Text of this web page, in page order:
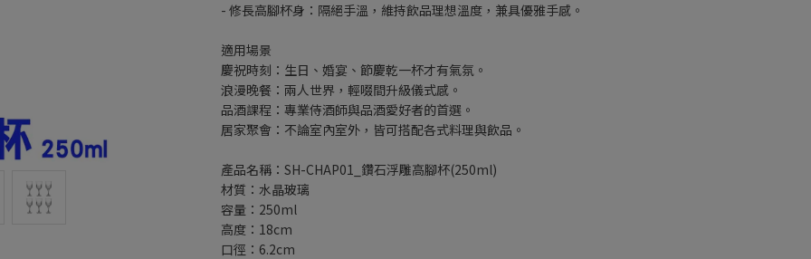
- 修長高腳杯身：隔絕手溫，維持飲品理想溫度，兼具優雅手感。
適用場景
慶祝時刻：生日、婚宴、節慶乾一杯才有氣氛。
浪漫晚餐：兩人世界，輕啜間升級儀式感。
品酒課程：專業侍酒師與品酒愛好者的首選。
居家聚會：不論室內室外，皆可搭配各式料理與飲品。
產品名稱：SH-CHAP01_鑽石浮雕高腳杯(250ml)
材質：水晶玻璃
容量：250ml
高度：18cm
口徑：6.2cm